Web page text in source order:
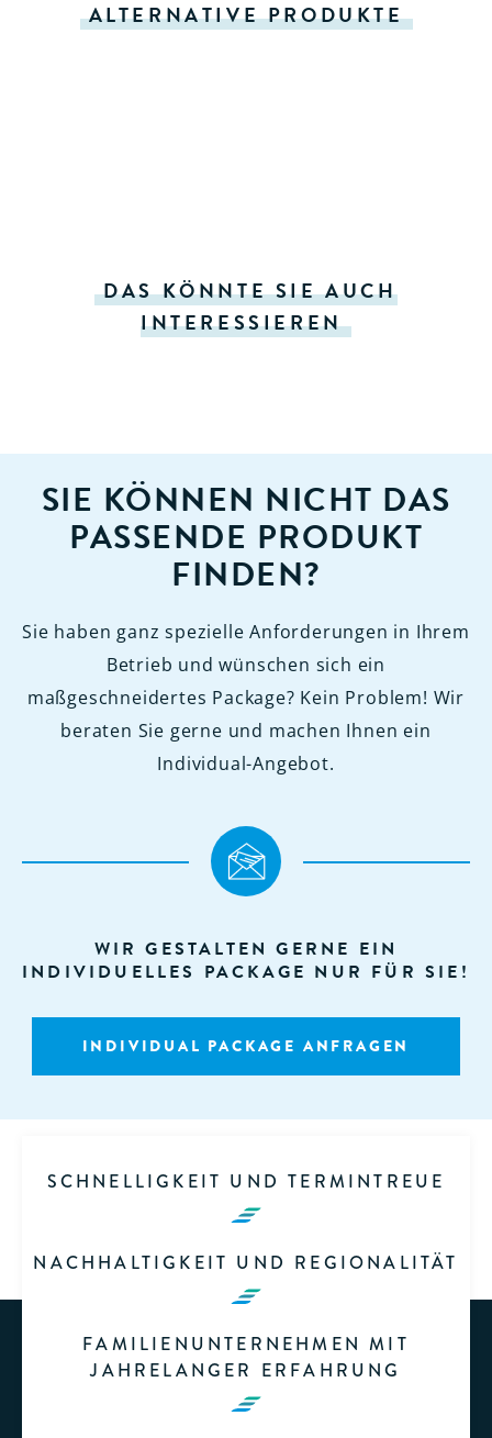
ALTERNATIVE PRODUKTE
DAS KÖNNTE SIE AUCH
INTERESSIEREN
SIE KÖNNEN NICHT DAS
PASSENDE PRODUKT
FINDEN?
Sie haben ganz spezielle Anforderungen in Ihrem
Betrieb und wünschen sich ein
maßgeschneidertes Package? Kein Problem! Wir
beraten Sie gerne und machen Ihnen ein
Individual-Angebot.
WIR GESTALTEN GERNE EIN
INDIVIDUELLES PACKAGE NUR FÜR SIE!
INDIVIDUAL PACKAGE ANFRAGEN
SCHNELLIGKEIT UND TERMINTREUE
NACHHALTIGKEIT UND REGIONALITÄT
FAMILIENUNTERNEHMEN MIT
JAHRELANGER ERFAHRUNG